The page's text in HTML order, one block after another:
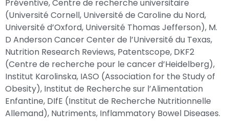
Préventive, Centre de recherche universitaire
(Université Cornell, Université de Caroline du Nord,
Université d’Oxford, Université Thomas Jefferson), M.
D Anderson Cancer Center de l’Université du Texas,
Nutrition Research Reviews, Patentscope, DKF2
(Centre de recherche pour le cancer d’Heidelberg),
Institut Karolinska, IASO (Association for the Study of
Obesity), Institut de Recherche sur l’Alimentation
Enfantine, DIfE (Institut de Recherche Nutritionnelle
Allemand), Nutriments, Inflammatory Bowel Diseases.